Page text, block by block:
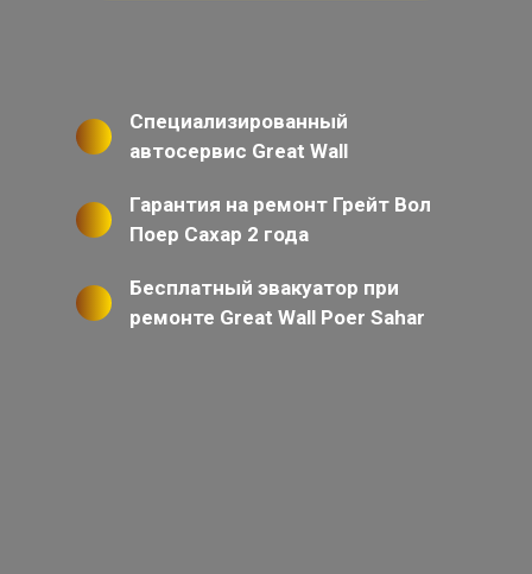
Специализированный
автосервис Great Wall
Гарантия на ремонт Грейт Вол
Поер Сахар 2 года
Бесплатный эвакуатор при
ремонте Great Wall Poer Sahar